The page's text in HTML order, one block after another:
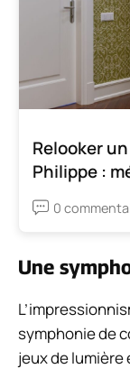
Relooker
Philippe :
0
Une
symphonie de
jeux de